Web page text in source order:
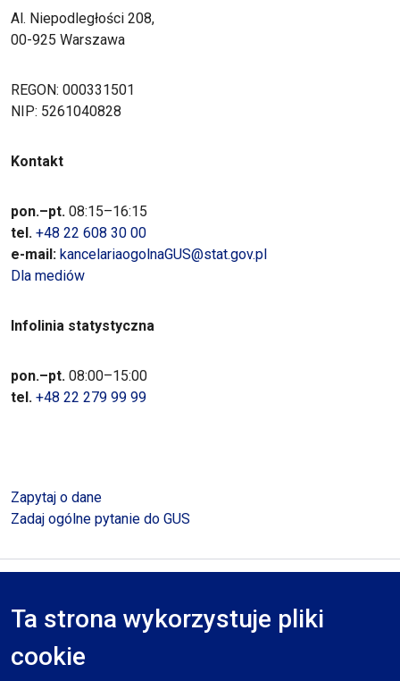
Ta strona wykorzystuje pliki
cookie
Al. Niepodległości 208,
00-925 Warszawa
REGON: 000331501
NIP: 5261040828
Kontakt
pon.–pt. 08:15–16:15
tel. +48 22 608 30 00
e-mail: kancelariaogolnaGUS@stat.gov.pl
Dla mediów
Infolinia statystyczna
pon.–pt. 08:00–15:00
tel. +48 22 279 99 99
Zapytaj o dane
Zadaj ogólne pytanie do GUS
RODO